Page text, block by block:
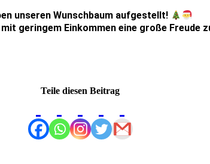
unseren Wunschbaum aufgestellt!
geringem Einkommen eine große Freude
Teile diesen Beitrag